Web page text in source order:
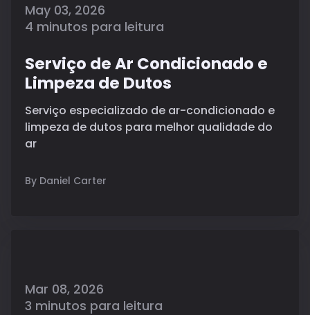
May 03, 2026
4 minutos para leitura
Serviço de Ar Condicionado e
Limpeza de Dutos
Serviço especializado de ar-condicionado e
limpeza de dutos para melhor qualidade do
ar
By Daniel Carter
Mar 08, 2026
3 minutos para leitura